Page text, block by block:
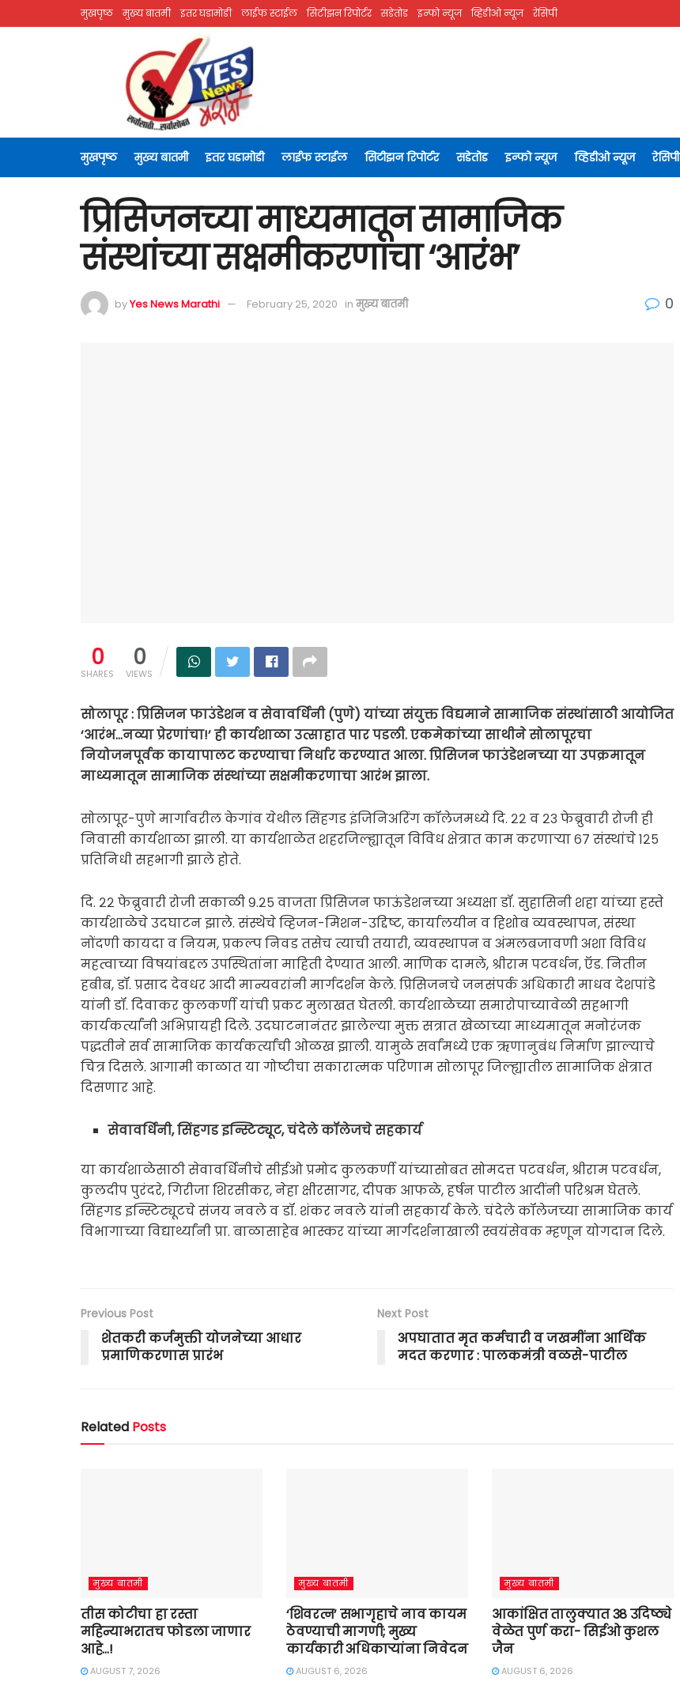
मुखपृष्ठ मुख्य बातमी इतर घडामोडी लाईफ स्टाईल सिटीझन रिपोर्टर सडेतोड इन्फो न्यूज व्हिडीओ न्यूज रेसिपी
मुखपृष्ठ मुख्य बातमी इतर घडामोडी लाईफ स्टाईल सिटीझन रिपोर्टर सडेतोड इन्फो न्यूज व्हिडीओ न्यूज रेसिपी
प्रिसिजनच्या माध्यमातून सामाजिक
संस्थांच्या सक्षमीकरणाचा ‘आरंभ’
byYes News Marathi February 25, 2020 in मुख्य बातमी 0
0
SHARES
0
VIEWS
सोलापूर : प्रिसिजन फाउंडेशन व सेवावर्धिनी (पुणे) यांच्या संयुक्त विद्यमाने सामाजिक संस्थांसाठी आयोजित
‘आरंभ…नव्या प्रेरणांचा!’ ही कार्यशाळा उत्साहात पार पडली. एकमेकांच्या साथीने सोलापूरचा
नियोजनपूर्वक कायापालट करण्याचा निर्धार करण्यात आला. प्रिसिजन फाउंडेशनच्या या उपक्रमातून
माध्यमातून सामाजिक संस्थांच्या सक्षमीकरणाचा आरंभ झाला.
सोलापूर-पुणे मार्गावरील केगांव येथील सिंहगड इंजिनिअरिंग कॉलेजमध्ये दि. २२ व २३ फेब्रुवारी रोजी ही
निवासी कार्यशाळा झाली. या कार्यशाळेत शहरजिल्ह्यातून विविध क्षेत्रात काम करणाऱ्या ६७ संस्थांचे १२५
प्रतिनिधी सहभागी झाले होते.
दि. २२ फेब्रुवारी रोजी सकाळी ९.२५ वाजता प्रिसिजन फाऊंडेशनच्या अध्यक्षा डॉ. सुहासिनी शहा यांच्या हस्ते
कार्यशाळेचे उदघाटन झाले. संस्थेचे व्हिजन-मिशन-उद्दिष्ट, कार्यालयीन व हिशोब व्यवस्थापन, संस्था
नोंदणी कायदा व नियम, प्रकल्प निवड तसेच त्याची तयारी, व्यवस्थापन व अंमलबजावणी अशा विविध
महत्वाच्या विषयांबद्दल उपस्थितांना माहिती देण्यात आली. माणिक दामले, श्रीराम पटवर्धन, ऍड. नितीन
हबीब, डॉ. प्रसाद देवधर आदी मान्यवरांनी मार्गदर्शन केले. प्रिसिजनचे जनसंपर्क अधिकारी माधव देशपांडे
यांनी डॉ. दिवाकर कुलकर्णी यांची प्रकट मुलाखत घेतली. कार्यशाळेच्या समारोपाच्यावेळी सहभागी
कार्यकर्त्यांनी अभिप्रायही दिले. उदघाटनानंतर झालेल्या मुक्त सत्रात खेळाच्या माध्यमातून मनोरंजक
पद्धतीने सर्व सामाजिक कार्यकर्त्यांची ओळख झाली. यामुळे सर्वांमध्ये एक ऋणानुबंध निर्माण झाल्याचे
चित्र दिसले. आगामी काळात या गोष्टीचा सकारात्मक परिणाम सोलापूर जिल्ह्यातील सामाजिक क्षेत्रात
दिसणार आहे.
सेवावर्धिनी, सिंहगड इन्स्टिट्यूट, चंदेले कॉलेजचे सहकार्य
या कार्यशाळेसाठी सेवावर्धिनीचे सीईओ प्रमोद कुलकर्णी यांच्यासोबत सोमदत्त पटवर्धन, श्रीराम पटवर्धन,
कुलदीप पुरंदरे, गिरीजा शिरसीकर, नेहा क्षीरसागर, दीपक आफळे, हर्षन पाटील आदींनी परिश्रम घेतले.
सिंहगड इन्स्टिट्यूटचे संजय नवले व डॉ. शंकर नवले यांनी सहकार्य केले. चंदेले कॉलेजच्या सामाजिक कार्य
विभागाच्या विद्यार्थ्यांनी प्रा. बाळासाहेब भास्कर यांच्या मार्गदर्शनाखाली स्वयंसेवक म्हणून योगदान दिले.
Previous Post
शेतकरी कर्जमुक्ती योजनेच्या आधार
प्रमाणिकरणास प्रारंभ
Next Post
अपघातात मृत कर्मचारी व जखमींना आर्थिक
मदत करणार : पालकमंत्री वळसे-पाटील
Related Posts
मुख्य बातमी
तीस कोटीचा हा रस्ता
महिन्याभरातच फोडला जाणार
आहे…!
AUGUST 7, 2026
मुख्य बातमी
‘शिवरत्न’ सभागृहाचे नाव कायम
ठेवण्याची मागणी; मुख्य
कार्यकारी अधिकाऱ्यांना निवेदन
AUGUST 6, 2026
मुख्य बातमी
आकांक्षित तालुक्यात 38 उदिष्ठ्ये
वेळेत पुर्ण करा- सिईओ कुशल
जैन
AUGUST 6, 2026